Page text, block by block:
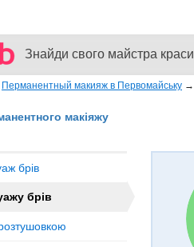
Знайди свого майстра краси
Перманентный макияж в Первомайську →
макіяжу
брів
брів